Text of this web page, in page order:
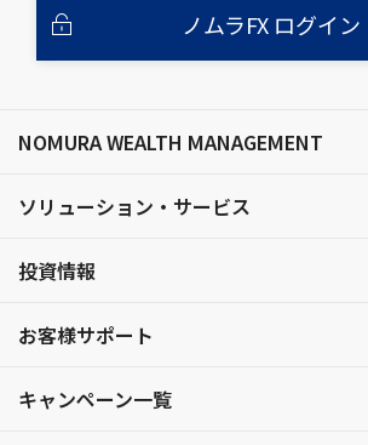
ノムラFX ログイン
NOMURA WEALTH MANAGEMENT
ソリューション・サービス
投資情報
お客様サポート
キャンペーン一覧